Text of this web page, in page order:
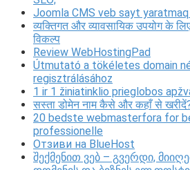
Joomla CMS veb sayt yaratmaq
व्यक्तिगत और व्यावसायिक उपयोग के
विकल्प
Review WebHostingPad
Útmutató a tökéletes domain
regisztrálásához
1 ir 1 žiniatinklio prieglobos
सस्ता डोमेन नाम कैसे और कहाँ से
20 bedste webmasterfora for
professionelle
Отзиви на BlueHost
შექმენით ვებ – გვერდი,